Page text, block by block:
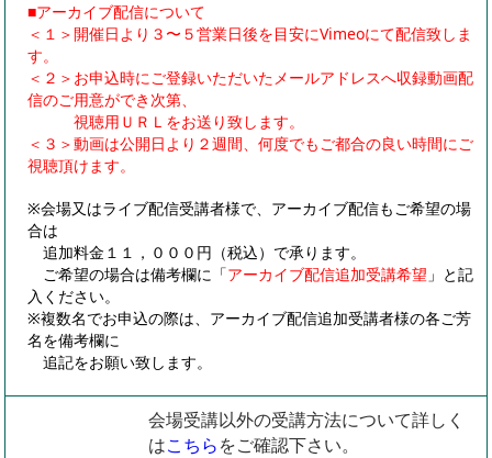
■アーカイブ配信について
＜１＞開催日より３〜５営業日後を目安にVimeoにて配信致しま
す。
＜２＞お申込時にご登録いただいたメールアドレスへ収録動画配
信のご用意ができ次第、
視聴用ＵＲＬをお送り致します。
＜３＞動画は公開日より２週間、何度でもご都合の良い時間にご
視聴頂けます。
※会場又はライブ配信受講者様で、アーカイブ配信もご希望の場
合は
追加料金１１，０００円（税込）で承ります。
ご希望の場合は備考欄に「アーカイブ配信追加受講希望 」と記
入ください。
※複数名でお申込の際は、アーカイブ配信追加受講者様の各ご芳
名を備考欄に
追記をお願い致します。
会場受講以外の受講方法について詳しく
はこちらをご確認下さい。